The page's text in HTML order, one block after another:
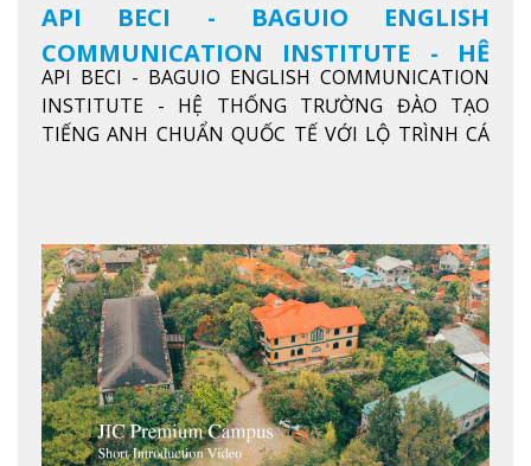
API BECI - BAGUIO ENGLISH
COMMUNICATION INSTITUTE - HỆ
THỐNG TRƯỜNG ĐÀO TẠO TIẾNG
ANH CHUẨN QUỐC TẾ
API BECI - BAGUIO ENGLISH COMMUNICATION
INSTITUTE - HỆ THỐNG TRƯỜNG ĐÀO TẠO
TIẾNG ANH CHUẨN QUỐC TẾ VỚI LỘ TRÌNH CÁ